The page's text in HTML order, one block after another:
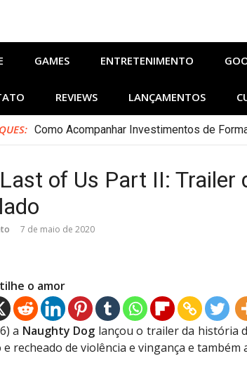
GAMES ENTRETENIMENTO
REVIEWS LANÇAMENTOS
Como Acompanhar Investimentos de
[Filmes] Lançamentos de agosto no
Lançamentos da HBO Max em Agosto:
Curso Gratuito de Gastronomia e Barismo
[Músicas] Rayssa Buq lança música gospel
5 filmes incríveis (um desenho) para
of Us Part II: Trailer
7 de maio de 2020
o amor
a Naughty Dog lançou o trailer da história
recheado de violência e vingança e